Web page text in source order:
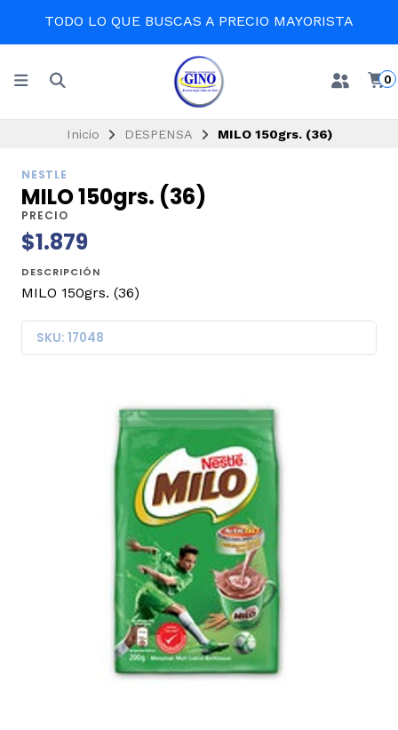
TODO LO QUE BUSCAS A PRECIO MAYORISTA
0
Inicio DESPENSA MILO 150grs. (36)
NESTLE
MILO 150grs. (36)
PRECIO
$1.879
DESCRIPCIÓN
MILO 150grs. (36)
SKU: 17048